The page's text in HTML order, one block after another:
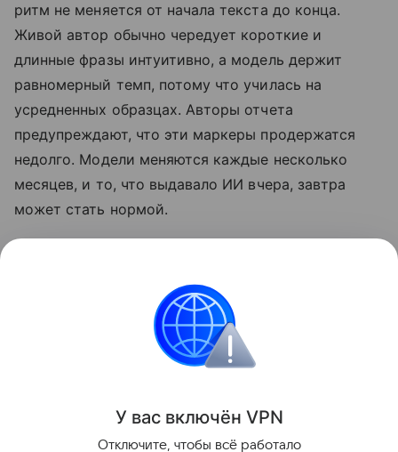
ритм не меняется от начала текста до конца.
Живой автор обычно чередует короткие и
длинные фразы интуитивно, а модель держит
равномерный темп, потому что училась на
усредненных образцах. Авторы отчета
предупреждают, что эти маркеры продержатся
недолго. Модели меняются каждые несколько
месяцев, и то, что выдавало ИИ вчера, завтра
может стать нормой.
внуков на «ИИ-слопе». Подробности в
Искусственный интеллект
Поделиться
У вас включён VPN
Отключите, чтобы всё работало